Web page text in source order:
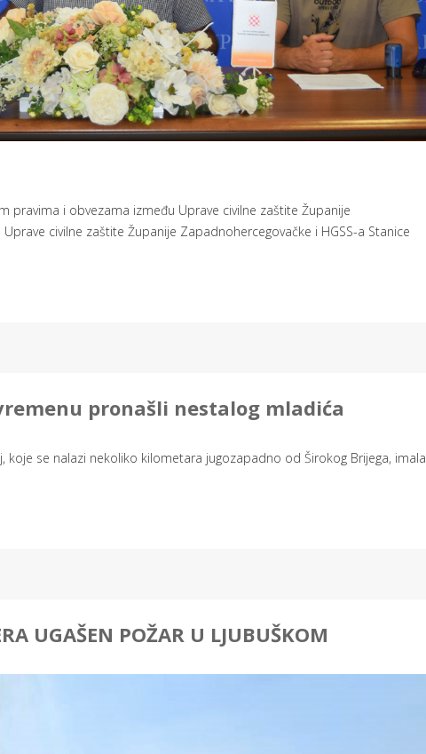
i obvezama između Uprave civilne zaštite Županije
civilne zaštite Županije Zapadnohercegovačke i HGSS-a Stanice
pronašli nestalog mladića
koje se nalazi nekoliko kilometara jugozapadno od Širokog Brijega, imala
UGAŠEN POŽAR U LJUBUŠKOM